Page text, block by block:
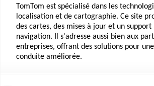
TomTom est spécialisé dans les
localisation et de cartographie. Ce site
des cartes, des mises à jour et un support
navigation. Il s'adresse aussi bien aux
entreprises, offrant des solutions pour
conduite améliorée.